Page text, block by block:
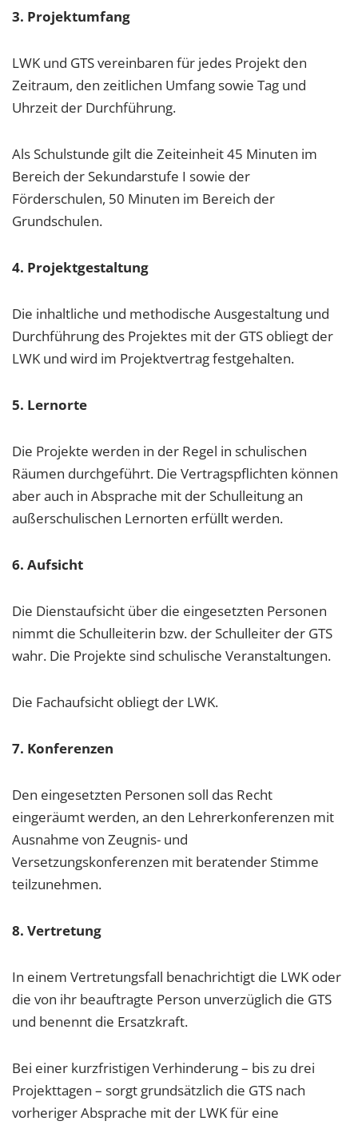
3. Projektumfang
LWK und GTS vereinbaren für jedes Projekt den
Zeitraum, den zeitlichen Umfang sowie Tag und
Uhrzeit der Durchführung.
Als Schulstunde gilt die Zeiteinheit 45 Minuten im
Bereich der Sekundarstufe I sowie der
Förderschulen, 50 Minuten im Bereich der
Grundschulen.
4. Projektgestaltung
Die inhaltliche und methodische Ausgestaltung und
Durchführung des Projektes mit der GTS obliegt der
LWK und wird im Projektvertrag festgehalten.
5. Lernorte
Die Projekte werden in der Regel in schulischen
Räumen durchgeführt. Die Vertragspflichten können
aber auch in Absprache mit der Schulleitung an
außerschulischen Lernorten erfüllt werden.
6. Aufsicht
Die Dienstaufsicht über die eingesetzten Personen
nimmt die Schulleiterin bzw. der Schulleiter der GTS
wahr. Die Projekte sind schulische Veranstaltungen.
Die Fachaufsicht obliegt der LWK.
7. Konferenzen
Den eingesetzten Personen soll das Recht
eingeräumt werden, an den Lehrerkonferenzen mit
Ausnahme von Zeugnis- und
Versetzungskonferenzen mit beratender Stimme
teilzunehmen.
8. Vertretung
In einem Vertretungsfall benachrichtigt die LWK oder
die von ihr beauftragte Person unverzüglich die GTS
und benennt die Ersatzkraft.
Bei einer kurzfristigen Verhinderung – bis zu drei
Projekttagen – sorgt grundsätzlich die GTS nach
vorheriger Absprache mit der LWK für eine